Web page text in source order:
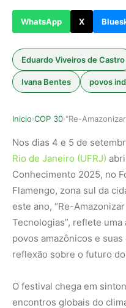
WhatsApp X
Eduardo Viveiros de Castro
Ivana Bentes povos
Inicio›COP 30›
Nos dias 4 e 5 de
Rio de Janeiro (UFRJ)
Conhecimento 2025, no
Flamengo, zona sul da
este ano, “Re-
Tecnologias”, reflete
povos amazônicos e
reflexão sobre o futuro
O festival chega em
encontros globais do